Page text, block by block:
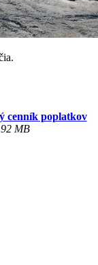
cenník poplatkov
MB